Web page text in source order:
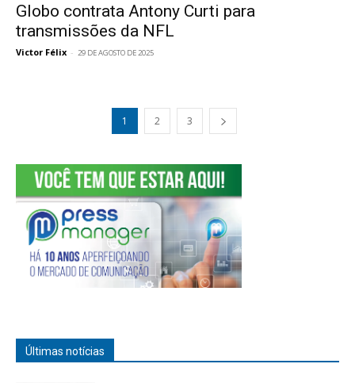
Globo contrata Antony Curti para
transmissões da NFL
Victor Félix - 29 DE AGOSTO DE 2025
1 2 3
Últimas notícias